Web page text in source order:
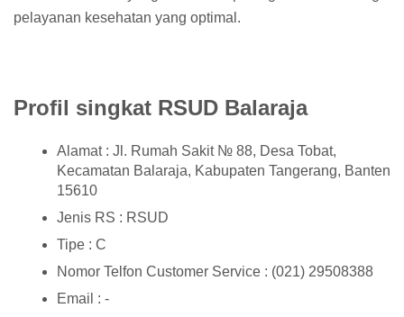
pelayanan kesehatan yang optimal.
Profil singkat RSUD Balaraja
Alamat : Jl. Rumah Sakit № 88, Desa Tobat,
Kecamatan Balaraja, Kabupaten Tangerang, Banten
15610
Jenis RS : RSUD
Tipe : C
Nomor Telfon Customer Service : (021) 29508388
Email : -